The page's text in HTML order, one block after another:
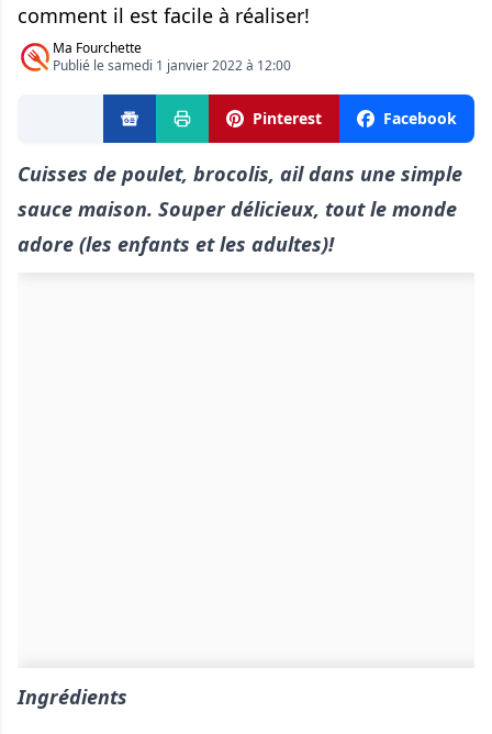
comment il est facile à réaliser!
Ma Fourchette
Publié le samedi 1 janvier 2022 à 12:00
Pinterest Facebook
Cuisses de poulet, brocolis, ail dans une simple
sauce maison. Souper délicieux, tout le monde
adore (les enfants et les adultes)!
Ingrédients